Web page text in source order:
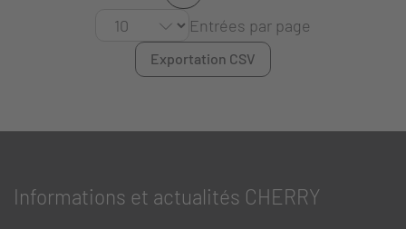
Entrées par page
Exportation CSV
Informations et actualités CHERRY